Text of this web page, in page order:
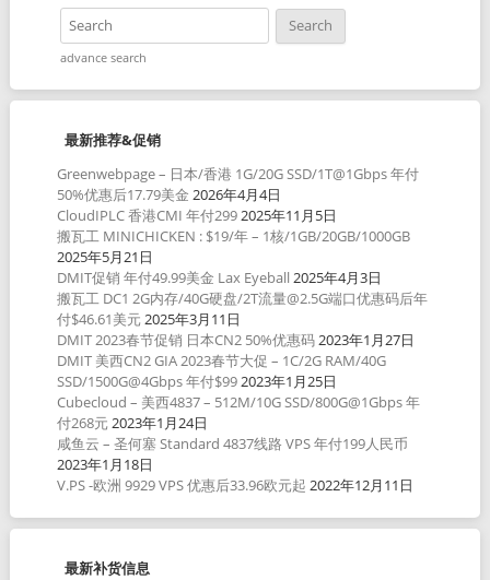
advance search
最新推荐&促销
Greenwebpage – 日本/香港 1G/20G SSD/1T@1Gbps 年付
50%优惠后17.79美金 2026年4月4日
CloudIPLC 香港CMI 年付2992025年11月5日
搬瓦工 MINICHICKEN : $19/年 – 1核/1GB/20GB/1000GB
2025年5月21日
DMIT促销 年付49.99美金 Lax Eyeball 2025年4月3日
搬瓦工 DC1 2G内存/40G硬盘/2T流量@2.5G端口优惠码后年
付$46.61美元2025年3月11日
DMIT 2023春节促销 日本CN2 50%优惠码2023年1月27日
DMIT 美西CN2 GIA 2023春节大促 – 1C/2G RAM/40G
SSD/1500G@4Gbps 年付$992023年1月25日
Cubecloud – 美西4837 – 512M/10G SSD/800G@1Gbps 年
付268元2023年1月24日
咸鱼云 – 圣何塞 Standard 4837线路 VPS 年付199人民币
2023年1月18日
V.PS -欧洲 9929 VPS 优惠后33.96欧元起 2022年12月11日
最新补货信息